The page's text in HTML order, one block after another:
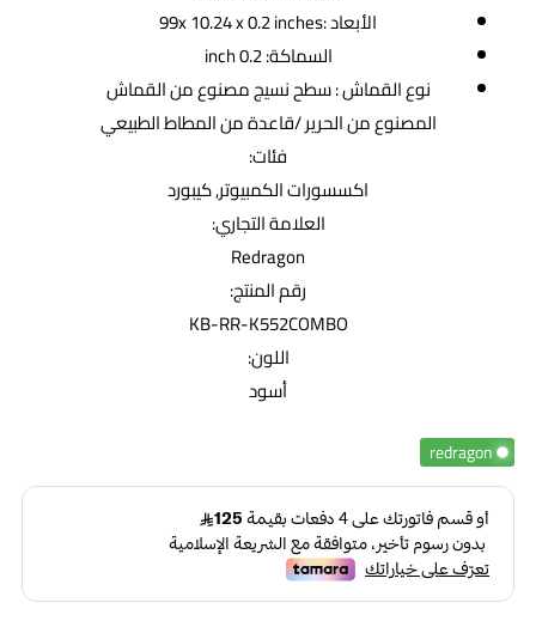
الأبعاد :99x 10.24 x 0.2 inches
السماكة: 0.2 inch
نوع القماش : سطح نسيج مصنوع من القماش
المصنوع من الحرير /قاعدة من المطاط الطبيعي
فئات:
اكسسورات الكمبيوتر,كيبورد
العلامة التجاري:
Redragon
رقم المنتج:
KB-RR-K552COMBO
اللون:
أسود
redragon